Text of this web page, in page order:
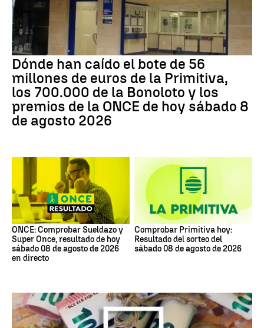
Dónde han caído el bote de 56
millones de euros de la Primitiva,
los 700.000 de la Bonoloto y los
premios de la ONCE de hoy sábado 8
de agosto 2026
ONCE: Comprobar Sueldazo y
Super Once, resultado de hoy
sábado 08 de agosto de 2026
en directo
Comprobar Primitiva hoy:
Resultado del sorteo del
sábado 08 de agosto de 2026